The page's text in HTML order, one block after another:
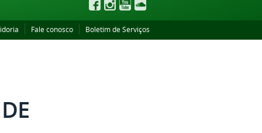
Fale conosco Boletim de Serviços